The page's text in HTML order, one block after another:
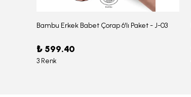
Bambu Erkek Babet Çorap 6'lı Paket - J-03
₺ 599.40
3 Renk